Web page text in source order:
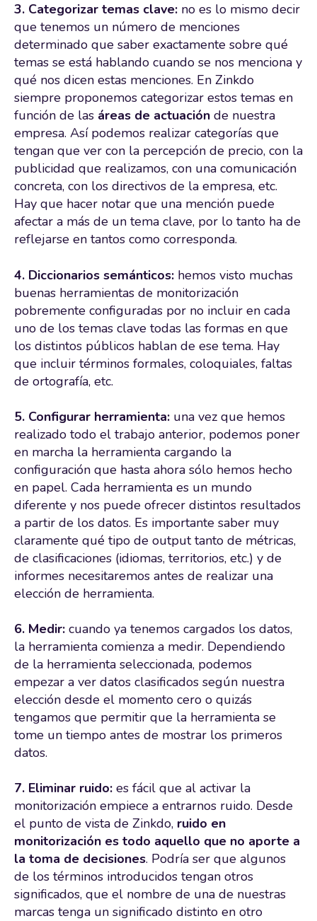
3. Categorizar temas clave: no es lo mismo decir
que tenemos un número de menciones
determinado que saber exactamente sobre qué
temas se está hablando cuando se nos menciona y
qué nos dicen estas menciones. En Zinkdo
siempre proponemos categorizar estos temas en
función de las áreas de actuación de nuestra
empresa. Así podemos realizar categorías que
tengan que ver con la percepción de precio, con la
publicidad que realizamos, con una comunicación
concreta, con los directivos de la empresa, etc.
Hay que hacer notar que una mención puede
afectar a más de un tema clave, por lo tanto ha de
reflejarse en tantos como corresponda.
4. Diccionarios semánticos: hemos visto muchas
buenas herramientas de monitorización
pobremente configuradas por no incluir en cada
uno de los temas clave todas las formas en que
los distintos públicos hablan de ese tema. Hay
que incluir términos formales, coloquiales, faltas
de ortografía, etc.
5. Configurar herramienta: una vez que hemos
realizado todo el trabajo anterior, podemos poner
en marcha la herramienta cargando la
configuración que hasta ahora sólo hemos hecho
en papel. Cada herramienta es un mundo
diferente y nos puede ofrecer distintos resultados
a partir de los datos. Es importante saber muy
claramente qué tipo de output tanto de métricas,
de clasificaciones (idiomas, territorios, etc.) y de
informes necesitaremos antes de realizar una
elección de herramienta.
6. Medir: cuando ya tenemos cargados los datos,
la herramienta comienza a medir. Dependiendo
de la herramienta seleccionada, podemos
empezar a ver datos clasificados según nuestra
elección desde el momento cero o quizás
tengamos que permitir que la herramienta se
tome un tiempo antes de mostrar los primeros
datos.
7. Eliminar ruido: es fácil que al activar la
monitorización empiece a entrarnos ruido. Desde
el punto de vista de Zinkdo, ruido en
monitorización es todo aquello que no aporte a
la toma de decisiones. Podría ser que algunos
de los términos introducidos tengan otros
significados, que el nombre de una de nuestras
marcas tenga un significado distinto en otro